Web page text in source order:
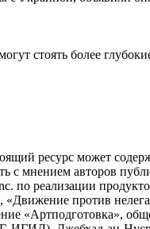
стоять более
ресурс может
с мнением авторов
реализации
«Движение против
«Артподготовка»,